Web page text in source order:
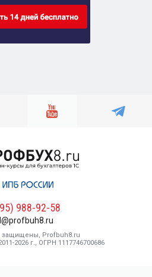
988-92-58
защищены, Profbuh8.ru
2026 г., ОГРН 1117746700686